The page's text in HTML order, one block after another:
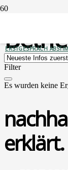
ERSTGESPRÄCH
Filter
Es wurden keine
erklärt.